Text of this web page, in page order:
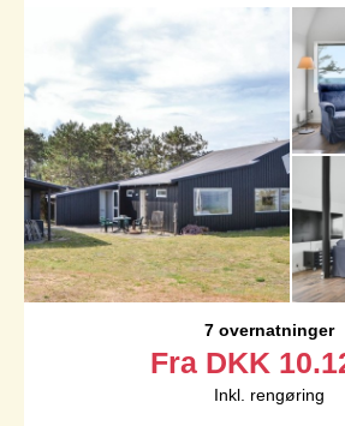
7 overnatninger
Fra DKK
Inkl. rengøring